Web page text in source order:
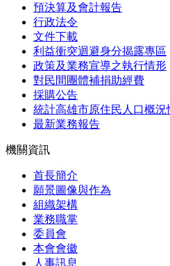
預決算及會計報告
行政法令
文件下載
利益衝突迴避身分揭露專區
政策及業務宣導之執行情形
對民間團體補捐助經費
採購公告
統計高雄市原住民人口概況
最新業務報告
機關資訊
首長簡介
願景圖像與作為
組織架構
業務職掌
委員會
本會會徽
人事訊息